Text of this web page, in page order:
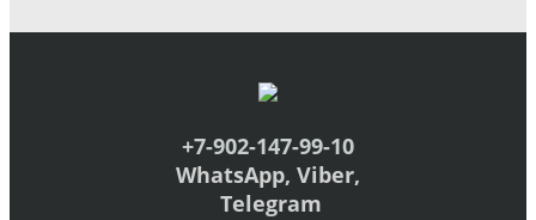
+7-902-147-99-10
WhatsApp, Viber,
Telegram